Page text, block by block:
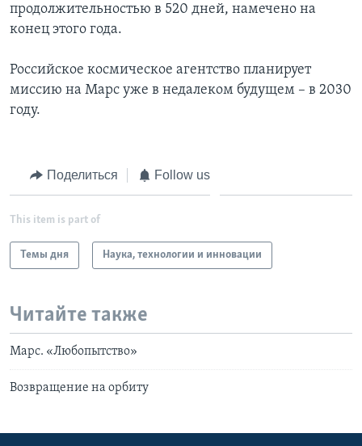
продолжительностью в 520 дней, намечено на
конец этого года.
Российское космическое агентство планирует
миссию на Марс уже в недалеком будущем – в 2030
году.
Поделиться Follow us
This item is part of
Темы дня Наука, технологии и инновации
Читайте также
Марс. «Любопытство»
Возвращение на орбиту